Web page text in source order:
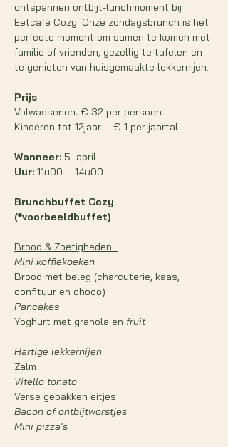
ontspannen ontbijt-lunchmoment bij
Eetcafé Cozy. Onze zondagsbrunch is het
perfecte moment om samen te komen met
familie of vrienden, gezellig te tafelen en
te genieten van huisgemaakte lekkernijen.
Prijs
Volwassenen: € 32 per persoon
Kinderen tot 12jaar -  € 1 per jaartal
Wanneer: 5  april
Uur: 11u00 – 14u00
Brunchbuffet Cozy
(*voorbeeldbuffet)
Brood & Zoetigheden
Mini koffiekoeken
Brood met beleg (charcuterie, kaas,
confituur en choco)
Pancakes
Yoghurt met granola en fruit
Hartige lekkernijen
Zalm
Vitello tonato
Verse gebakken eitjes
Bacon of ontbijtworstjes
Mini pizza's